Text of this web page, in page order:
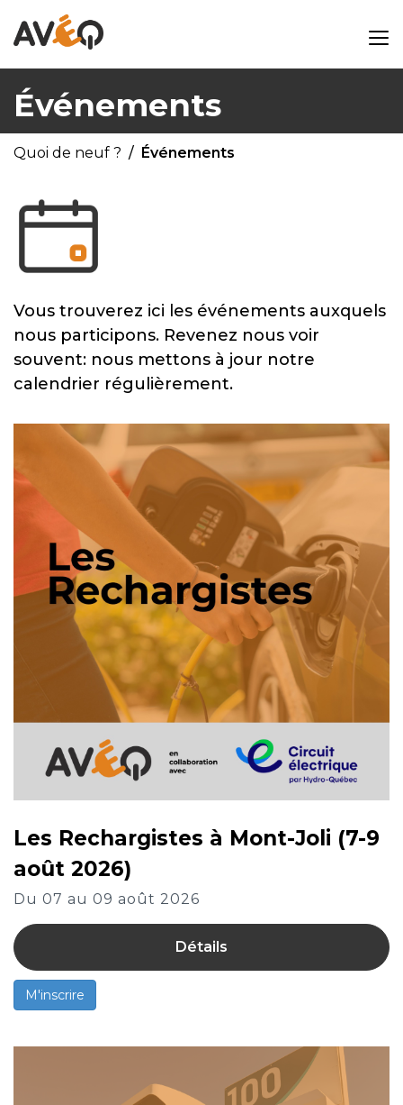
Événements
Quoi de neuf ? Événements
Vous trouverez ici les événements auxquels
nous participons. Revenez nous voir
souvent: nous mettons à jour notre
calendrier régulièrement.
Les Rechargistes à Mont-Joli (7-9
août 2026)
Du 07 au 09 août 2026
Détails
M'inscrire